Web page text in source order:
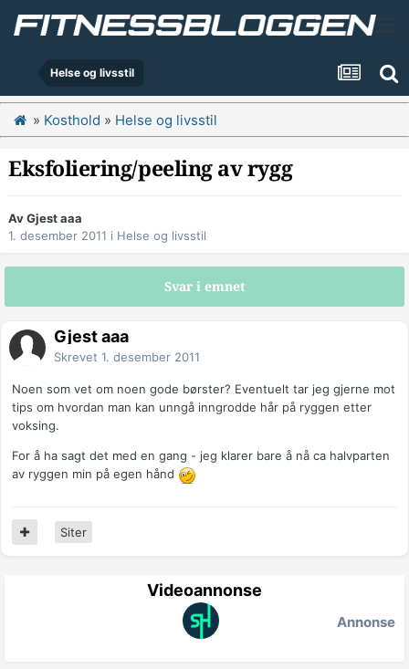
Helse og livsstil
» Kosthold » Helse og livsstil
Eksfoliering/peeling av rygg
Av Gjest aaa
1. desember 2011 i Helse og livsstil
Svar i emnet
Gjest aaa
Skrevet 1. desember 2011
Noen som vet om noen gode børster? Eventuelt tar jeg gjerne mot
tips om hvordan man kan unngå inngrodde hår på ryggen etter
voksing.
For å ha sagt det med en gang - jeg klarer bare å nå ca halvparten
av ryggen min på egen hånd
Siter
Videoannonse
Annonse